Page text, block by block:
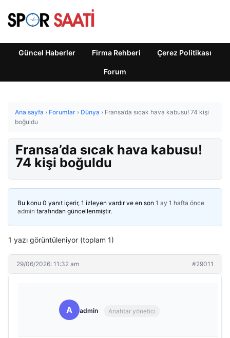
Güncel Haberler Firma Rehberi Çerez Politikası
Forum
Ana sayfa › Forumlar › Dünya › Fransa’da sıcak hava kabusu! 74 kişi
boğuldu
Fransa’da sıcak hava kabusu!
74 kişi boğuldu
Bu konu 0 yanıt içerir, 1 izleyen vardır ve en son 1 ay 1 hafta önce
admin tarafından güncellenmiştir.
1 yazı görüntüleniyor (toplam 1)
29/06/2026: 11:32 am #29011
A admin Anahtar yönetici